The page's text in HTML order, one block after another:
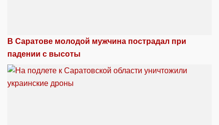
В Саратове молодой мужчина пострадал при
падении с высоты